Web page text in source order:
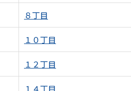
８丁目
１０丁目
１２丁目
１４丁目